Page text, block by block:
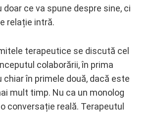
doar ce va spune despre sine, ci
relație intră.
terapeutice se discută cel
colaborării, în prima
chiar în primele două, dacă este
mult timp. Nu ca un monolog
conversație reală. Terapeutul